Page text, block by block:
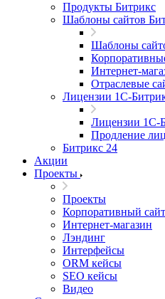
Продукты Битрикс
Шаблоны сайтов
Шаблоны
Интернет-
Отраслевые
Лицензии 1С-
Лицензии 1С-
Продление
Битрикс 24
Акции
Проекты
Проекты
Корпоративный сайт
Интернет-магазин
Лэндинг
Интерфейсы
ORM кейсы
SEO кейсы
Видео